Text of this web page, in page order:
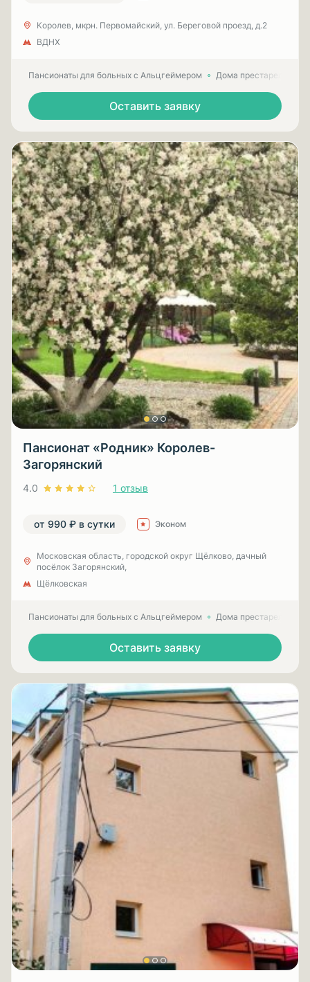
Королев, мкрн. Первомайский, ул. Береговой проезд, д.2
ВДНХ
Пансионаты для больных с Альцгеймером Дома престарелых
Оставить заявку
Пансионат «Родник» Королев-
Загорянский
4.0 1 отзыв
от 990 ₽ в сутки Эконом
Московская область, городской округ Щёлково, дачный
посёлок Загорянский,
Щёлковская
Пансионаты для больных с Альцгеймером Дома престарелых
Оставить заявку